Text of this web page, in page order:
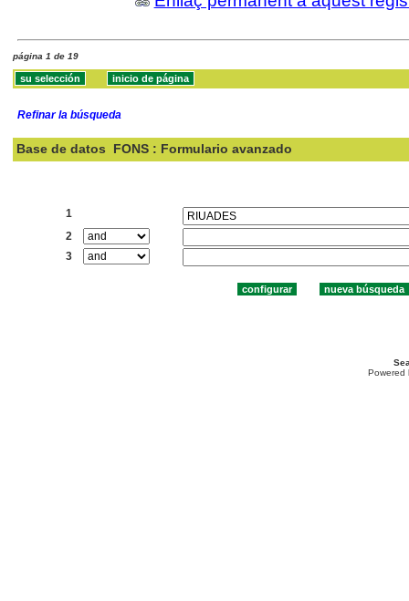
página 1 de 19
Refinar la búsqueda
Base de datos FONS : Formulario avanzado
1
2
3